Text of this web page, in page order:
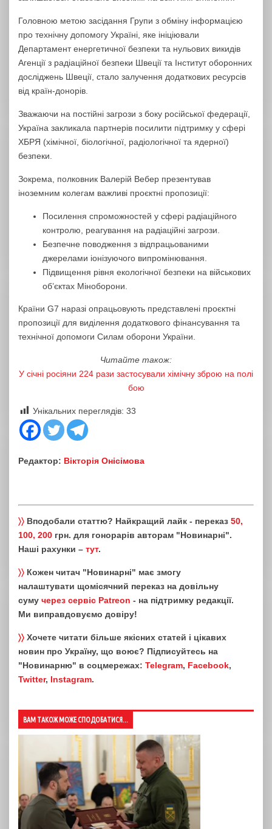
Головною метою засідання Групи з обміну інформацією
про технічну допомогу Україні, яке ініціювали
Департамент енергетичної безпеки та нульових викидів
Агенції з радіаційної безпеки Швеції та Інститут оборонних
досліджень Швеції, стало залучення додаткових ресурсів
від країн-донорів.
Зважаючи на постійні загрози з боку російської федерації,
Україна закликала партнерів посилити підтримку у сфері
ХБРЯ (хімічної, біологічної, радіологічної та ядерної)
безпеки.
Зокрема, полковник Валерій Вебер презентував
іноземним колегам важливі проєктні пропозиції:
Посилення спроможностей у сфері радіаційного
контролю, реагування на радіаційні загрози.
Безпечне поводження з відпрацьованими
джерелами іонізуючого випромінювання.
Підвищення рівня екологічної безпеки на військових
об’єктах Міноборони.
Країни G7 наразі опрацьовують представлені проєктні
пропозиції для виділення додаткового фінансування та
технічної допомоги Силам оборони України.
Читайте також:
У січні росіяни 224 рази застосували хімічну зброю на полі
бою
Унікальних переглядів: 33
Редактор: Вікторія Онісімова
〉〉 Вподобали статтю? Найкращий лайк - переказ 50,
100, 200 грн. для гонорарів авторам "Новинарні".
Наші рахунки – тут.
〉〉 Кожен читач "Новинарні" має змогу
налаштувати щомісячний переказ на довільну
суму через сервіс Patreon - на підтримку редакції.
Ми виправдовуємо довіру!
〉〉 Хочете читати більше якісних статей і цікавих
новин про Україну, що воює? Підписуйтесь на
"Новинарню" в соцмережах: Telegram, Facebook,
Twitter, Instagram.
ВАМ ТАКОЖ МОЖЕ СПОДОБАТИСЯ...